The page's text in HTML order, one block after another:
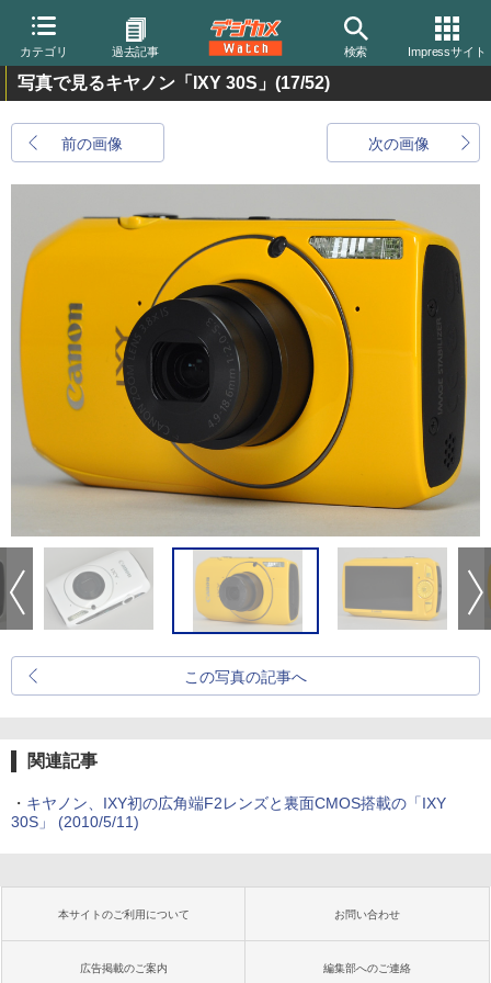
カテゴリ 過去記事 検索 Impressサイト
写真で見るキヤノン「IXY 30S」 (17/52)
前の画像 次の画像
この写真の記事へ
関連記事
・ キヤノン、IXY初の広角端F2レンズと裏面CMOS搭載の「IXY
30S」 (2010/5/11)
本サイトのご利用について お問い合わせ
広告掲載のご案内 編集部へのご連絡